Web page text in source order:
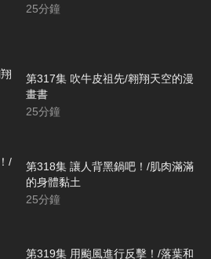
25分鐘
第317集 吹牛皮祖先/翱翔天空的漫
畫書
25分鐘
第318集 讓人背黑鍋吧！/肌肉滿滿
的身體黏土
25分鐘
第319集 用颱風進行反擊！/落葉和